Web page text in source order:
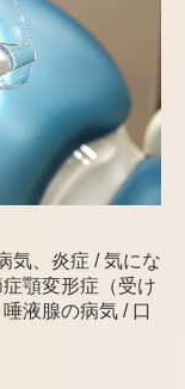
気、炎症 / 気にな
顎変形症（受け
液腺の病気 / 口